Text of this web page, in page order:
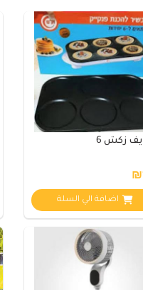
زكش 6
اضافة الي السلة